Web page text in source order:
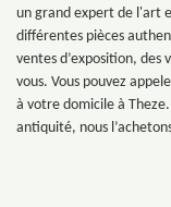
un grand expert de l'art
différentes pièces
ventes d’exposition,
vous. Vous pouvez
à votre domicile à Theze.
antiquité, nous